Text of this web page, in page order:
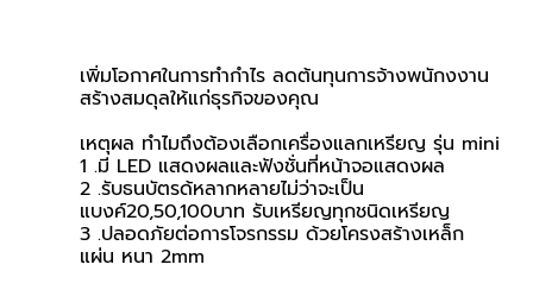
เพิ่มโอกาศในการทำกำไร ลดต้นทุนการจ้างพนักงงาน
สร้างสมดุลให้แก่ธุรกิจของคุณ
เหตุผล ทำไมถึงต้องเลือกเครื่องแลกเหรียญ รุ่น mini
1 .มี LED แสดงผลและฟังชั่นที่หน้าจอแสดงผล
2 .รับธนบัตรด้หลากหลายไม่ว่าจะเป็น
แบงค์20,50,100บาท รับเหรียญทุกชนิดเหรียญ
3 .ปลอดภัยต่อการโจรกรรม ด้วยโครงสร้างเหล็ก
แผ่น หนา 2mm